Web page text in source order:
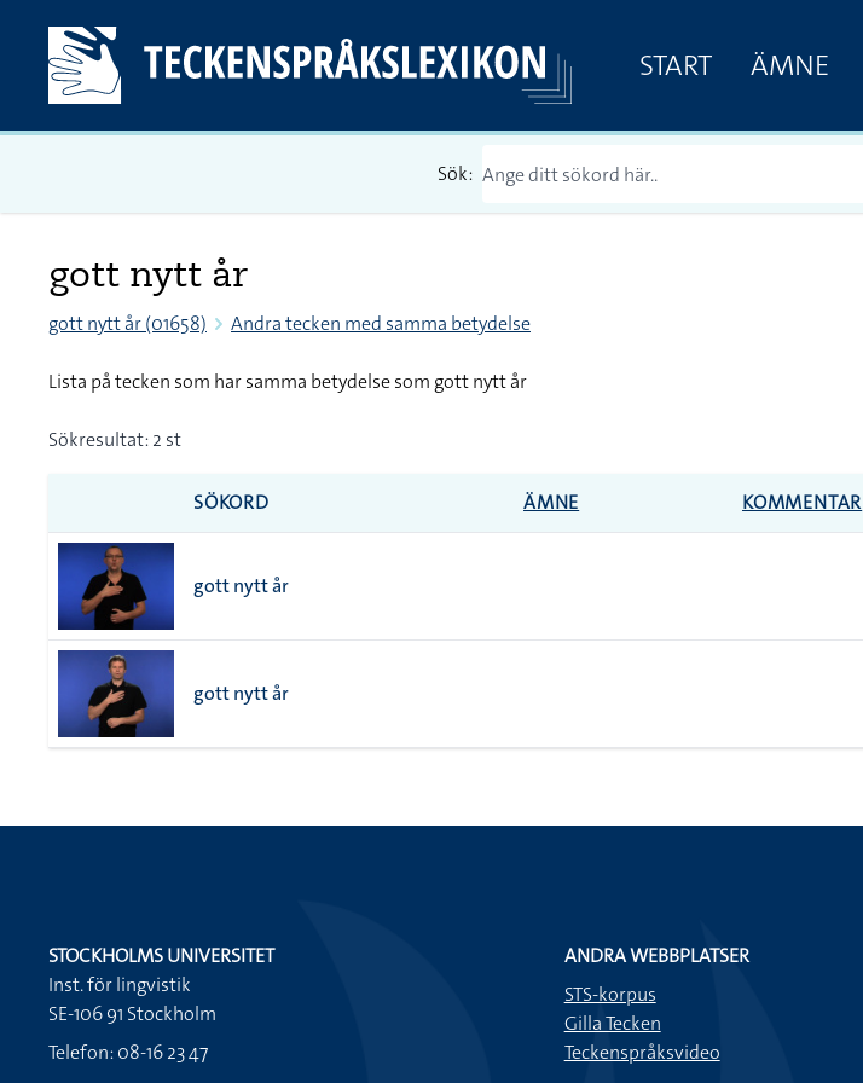
START ÄMNE
Sök:
gott nytt år
gott nytt år (01658) Andra tecken med samma betydelse
Lista på tecken som har samma betydelse som gott nytt år
Sökresultat: 2 st
SÖKORD ÄMNE KOMMENTAR
gott nytt år
gott nytt år
STOCKHOLMS UNIVERSITET
Inst. för lingvistik
SE-106 91 Stockholm
Telefon: 08-16 23 47
ANDRA WEBBPLATSER
STS-korpus
Gilla Tecken
Teckenspråksvideo